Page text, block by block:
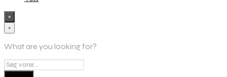
×
×
What are you looking for?